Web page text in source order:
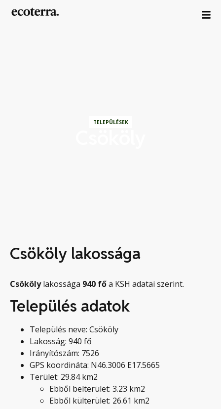
TELEPÜLÉSEK
Csököly lakossága
Csökölylakossága 940 főa KSH adatai szerint.
Település adatok
Település neve: Csököly
Lakosság: 940 fő
Irányítószám: 7526
GPS koordináta: N46.3006 E17.5665
Terület: 29.84 km2
Ebből belterület: 3.23 km2
Ebből külterület: 26.61 km2